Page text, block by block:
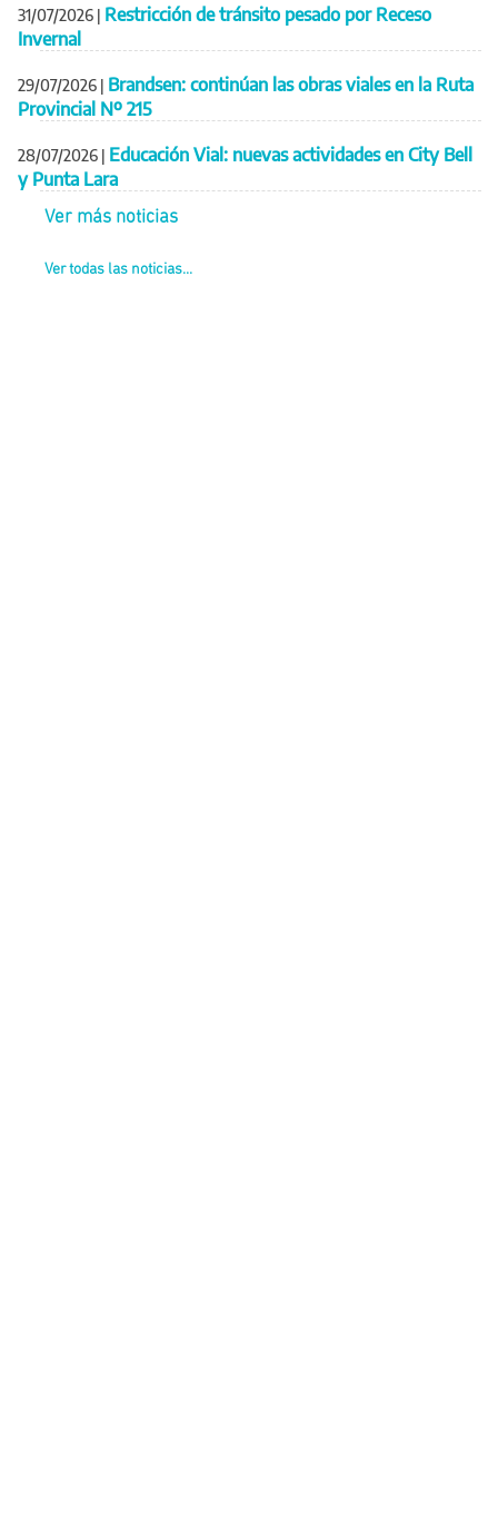
31/07/2026 | Restricción de tránsito pesado por Receso
Invernal
29/07/2026 | Brandsen: continúan las obras viales en la Ruta
Provincial Nº 215
28/07/2026 | Educación Vial: nuevas actividades en City Bell
y Punta Lara
Ver más noticias
Ver todas las noticias...